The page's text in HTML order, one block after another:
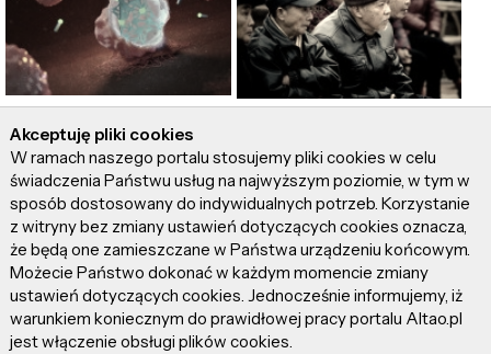
Nanocząstki kontra
komórki rakowe. Czy to
będzie wygrana walka?
mówią "stop"
starzeniu! Lekiem jest
wodór!
Akceptuję pliki cookies
W ramach naszego portalu stosujemy pliki cookies w celu
świadczenia Państwu usług na najwyższym poziomie, w tym w
sposób dostosowany do indywidualnych potrzeb. Korzystanie
z witryny bez zmiany ustawień dotyczących cookies oznacza,
że będą one zamieszczane w Państwa urządzeniu końcowym.
Możecie Państwo dokonać w każdym momencie zmiany
ustawień dotyczących cookies. Jednocześnie informujemy, iż
warunkiem koniecznym do prawidłowej pracy portalu Altao.pl
jest włączenie obsługi plików cookies.